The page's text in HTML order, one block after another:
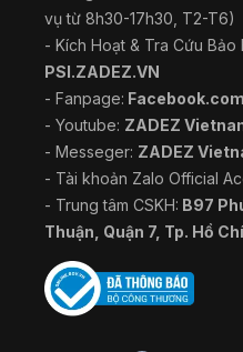
vụ từ 8h30-17h30, T2-T6)
- Kích Hoạt & Tra Cứu Bảo
PSI.ZADEZ.VN
- Fanpage:
- Youtube: ZADEZ
- Messeger: ZADEZ
- Tài khoản Zalo Official
- Trung tâm CSKH: B97
Thuận, Quận 7, Tp. Hồ